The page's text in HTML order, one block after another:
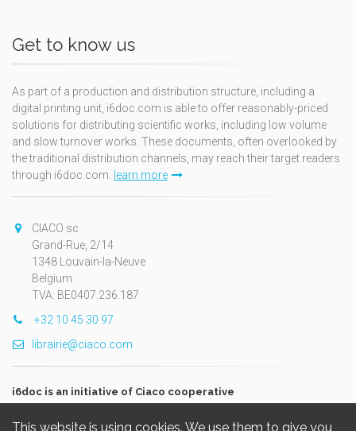
This website is using cookies. We use them to give you
Get to know us
As part of a production and distribution structure, including a
digital printing unit, i6doc.com is able to offer reasonably-priced
solutions for distributing scientific works, including low volume
and slow turnover works. These documents, often overlooked by
the traditional distribution channels, may reach their target readers
through i6doc.com. learn more
CIACO sc
Grand-Rue, 2/14
1348 Louvain-la-Neuve
Belgium
TVA: BE0407.236.187
+32 10 45 30 97
librairie@ciaco.com
i6doc is an initiative of Ciaco cooperative